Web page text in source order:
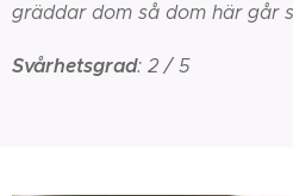
gräddar dom så dom här går
Svårhetsgrad: 2 / 5